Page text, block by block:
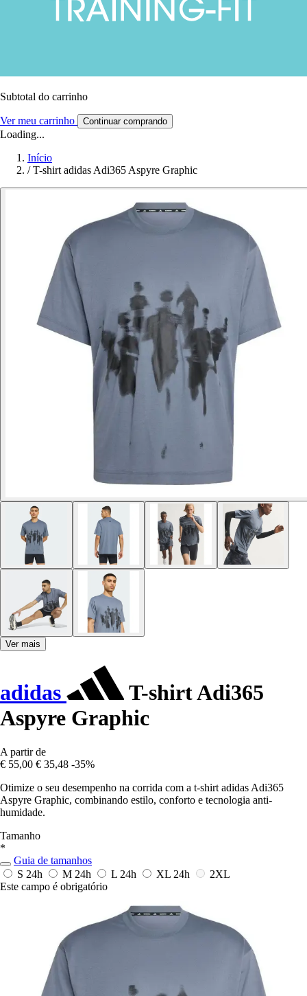
Subtotal do carrinho
Ver meu carrinho Continuar comprando
Loading...
Início
/ T-shirt adidas Adi365 Aspyre Graphic
Ver mais
adidas
T-shirt Adi365
Aspyre Graphic
A partir de
€ 55,00 € 35,48 -35%
Otimize o seu desempenho na corrida com a t-shirt adidas Adi365
Aspyre Graphic, combinando estilo, conforto e tecnologia anti-
humidade.
Tamanho
*
Guia de tamanhos
S 24h M 24h L 24h XL 24h
2XL
Este campo é obrigatório